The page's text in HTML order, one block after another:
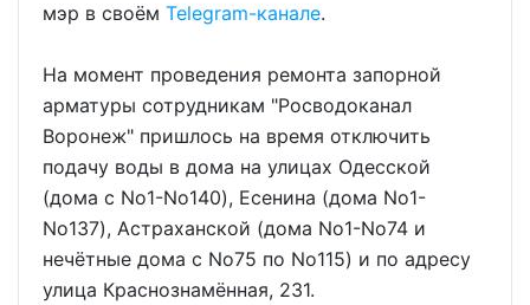
мэр в своём Telegram-канале.
На момент проведения ремонта запорной
арматуры сотрудникам "Росводоканал
Воронеж" пришлось на время отключить
подачу воды в дома на улицах Одесской
(дома с No1-No140), Есенина (дома No1-
No137), Астраханской (дома No1-No74 и
нечётные дома с No75 по No115) и по адресу
улица Краснознамённая, 231.